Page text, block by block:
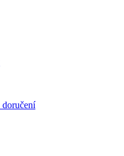
doručení